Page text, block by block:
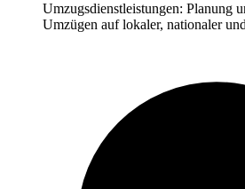
Umzugsdienstleistungen: Planung
Umzügen auf lokaler, nationaler